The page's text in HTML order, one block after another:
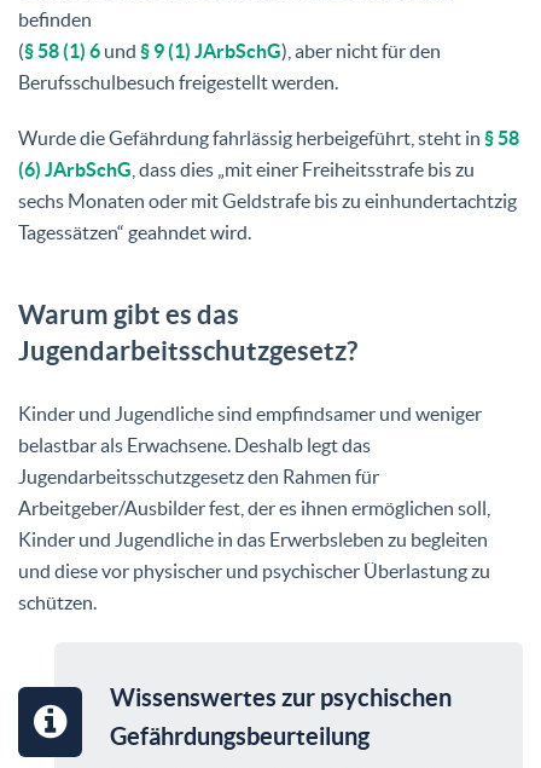
befinden
(§ 58 (1) 6 und § 9 (1) JArbSchG), aber nicht für den
Berufsschulbesuch freigestellt werden.
Wurde die Gefährdung fahrlässig herbeigeführt, steht in § 58
(6) JArbSchG , dass dies „mit einer Freiheitsstrafe bis zu
sechs Monaten oder mit Geldstrafe bis zu einhundertachtzig
Tagessätzen“ geahndet wird.
Warum gibt es das
Jugendarbeitsschutzgesetz?
Kinder und Jugendliche sind empfindsamer und weniger
belastbar als Erwachsene. Deshalb legt das
Jugendarbeitsschutzgesetz den Rahmen für
Arbeitgeber/Ausbilder fest, der es ihnen ermöglichen soll,
Kinder und Jugendliche in das Erwerbsleben zu begleiten
und diese vor physischer und psychischer Überlastung zu
schützen.
Wissenswertes zur psychischen
Gefährdungsbeurteilung